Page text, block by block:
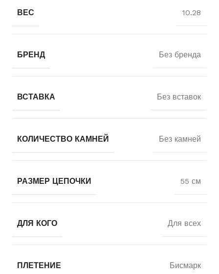
ВЕС 10.28
БРЕНД Без бренда
ВСТАВКА Без вставок
КОЛИЧЕСТВО КАМНЕЙ Без камней
РАЗМЕР ЦЕПОЧКИ 55 см
ДЛЯ КОГО Для всех
ПЛЕТЕНИЕ Бисмарк